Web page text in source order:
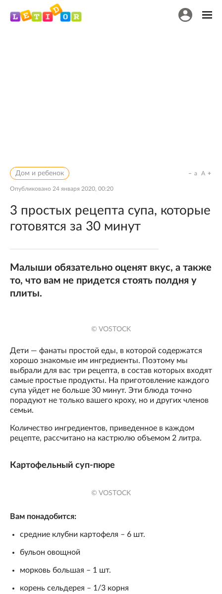
Дом и ребенок
Опубликовано 24 января 2020, 00:20
a A
3 простых рецепта супа, которые
готовятся за 30 минут
Малыши обязательно оценят вкус, а также
то, что вам не придется стоять полдня у
плиты.
© VOSTOCK
Дети — фанаты простой еды, в которой содержатся
хорошо знакомые им ингредиенты. Поэтому мы
выбрали для вас три рецепта, в состав которых входят
самые простые продукты. На приготовление каждого
супа уйдет не больше 30 минут. Эти блюда точно
порадуют не только вашего кроху, но и других членов
семьи.
Количество ингредиентов, приведенное в каждом
рецепте, рассчитано на кастрюлю объемом 2 литра.
Картофельный суп-пюре
© VOSTOCK
Вам понадобится:
средние клубни картофеля – 6 шт.
бульон овощной
морковь большая – 1 шт.
корень сельдерея – 1/3 корня